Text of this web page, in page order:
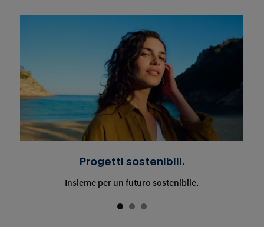
Progetti sostenibili.
Insieme per un futuro sostenibile.